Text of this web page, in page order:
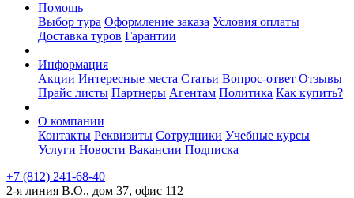
Помощь
Выбор тура Оформление заказа Условия оплаты
Доставка туров Гарантии
Информация
Акции Интересные места Статьи Вопрос-ответ Отзывы
Прайс листы Партнеры Агентам Политика Как купить?
О компании
Контакты Реквизиты Сотрудники Учебные курсы
Услуги Новости Вакансии Подписка
+7 (812) 241-68-40
2-я линия В.О., дом 37, офис 112